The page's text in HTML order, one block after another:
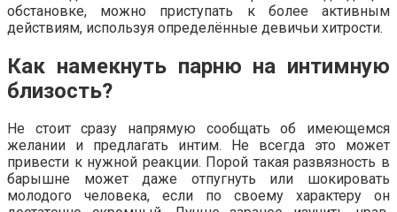
обстановке, можно приступать к более активным
действиям, используя определённые девичьи хитрости.
Как намекнуть парню на интимную
близость?
Не стоит сразу напрямую сообщать об имеющемся
желании и предлагать интим. Не всегда это может
привести к нужной реакции. Порой такая развязность в
барышне может даже отпугнуть или шокировать
молодого человека, если по своему характеру он